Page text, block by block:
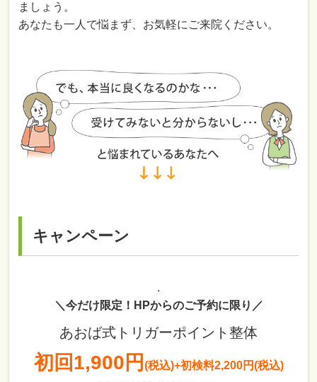
ましょう。
あなたも一人で悩まず、お気軽にご来院ください。
キャンペーン
.
＼今だけ限定！HPからのご予約に限り／
あおば式トリガーポイント整体
初回1,900円 (税込)+初検料2,200円(税込)